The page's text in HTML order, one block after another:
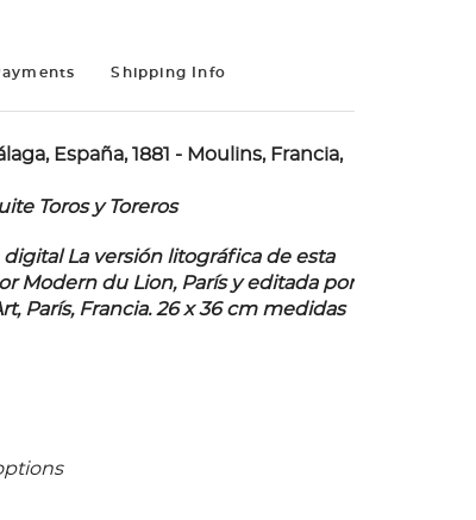
Shipping Info
España, 1881 - Moulins, Francia,
Toros y Toreros
La versión litográfica de esta
Modern du Lion, París y editada por
París, Francia. 26 x 36 cm medidas